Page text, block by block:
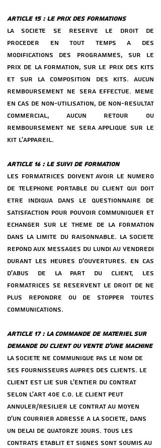
ARTICLE 15 : LE PRIX DES FORMATIONS
LA SOCIeTe SE ReSERVE LE DROIT DE
PROCeDER EN TOUT TEMPS a DES
MODIFICATIONS DES PROGRAMMES, SUR LE
PRIX DE LA FORMATION, SUR LE PRIX DES KITS
ET SUR LA COMPOSITION DES KITS. AUCUN
REMBOURSEMENT NE SERA EFFECTUe. MeME
EN CAS DE NON-UTILISATION, DE NON-ReSULTAT
COMMERCIAL, AUCUN RETOUR OU
REMBOURSEMENT NE SERA APPLIQUe SUR LE
KIT L’APPAREIL.
ARTICLE 16 : LE SUIVI DE FORMATION
LES FORMATRICES DOIVENT AVOIR LE NUMeRO
DE TeLePHONE PORTABLE DU CLIENT QUI DOIT
eTRE INDIQUa DANS LE QUESTIONNAIRE DE
SATISFACTION POUR POUVOIR COMMUNIQUER ET
eCHANGER SUR LE THeME DE LA FORMATION
DANS LA LIMITE DU RAISONNABLE. LA SOCIeTe
RePOND AUX MESSAGES DU LUNDI AU VENDREDI
DURANT LES HEURES D’OUVERTURES. EN CAS
D’ABUS DE LA PART DU CLIENT, LES
FORMATRICES SE ReSERVENT LE DROIT DE NE
PLUS RePONDRE OU DE STOPPER TOUTES
COMMUNICATIONS.
ARTICLE 17 : LA COMMANDE DE MATeRIEL SUR
DEMANDE DU CLIENT OU VENTE D’UNE MACHINE
LA SOCIeTe NE COMMUNIQUE PAS LE NOM DE
SES FOURNISSEURS AUPReS DES CLIENTS. LE
CLIENT EST LIe SUR L’ENTIER DU CONTRAT
SELON L’ART 40E C.O. LE CLIENT PEUT
ANNULER/ReSILIER LE CONTRAT AU MOYEN
D’UN COURRIER ADRESSe a LA SOCIeTe, DANS
UN DeLAI DE QUATORZE JOURS. TOUS LES
CONTRATS ETABLIT ET SIGNES SONT SOUMIS AU